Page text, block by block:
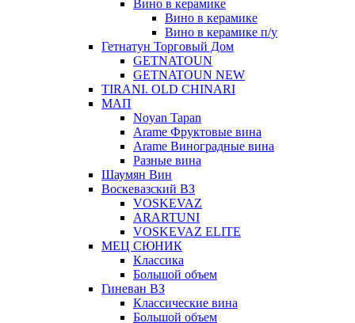
Вино в керамике
Вино в керамике
Вино в керамике п/у
Гетнатун Торговый Дом
GETNATOUN
GETNATOUN NEW
TIRANI. OLD CHINARI
МАП
Noyan Tapan
Arame Фруктовые вина
Arame Виноградные вина
Разные вина
Шаумян Вин
Воскевазский ВЗ
VOSKEVAZ
ARARTUNI
VOSKEVAZ ELITE
МЕЦ СЮНИК
Классика
Большой объем
Гиневан ВЗ
Классические вина
Большой объем